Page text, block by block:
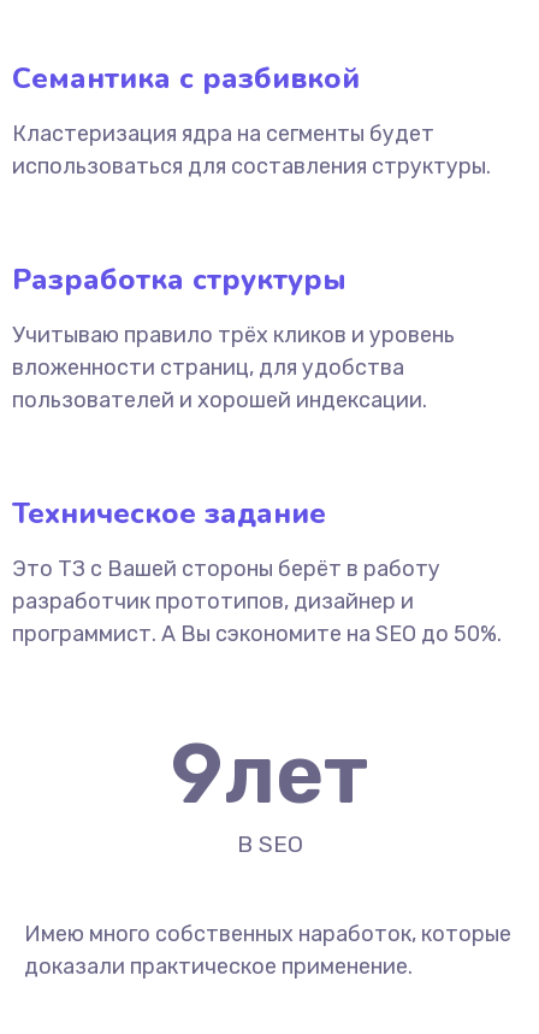
Семантика с разбивкой
Кластеризация ядра на сегменты будет
использоваться для составления структуры.
Разработка структуры
Учитываю правило трёх кликов и уровень
вложенности страниц, для удобства
пользователей и хорошей индексации.
Техническое задание
Это ТЗ с Вашей стороны берёт в работу
разработчик прототипов, дизайнер и
программист. А Вы сэкономите на SEO до 50%.
9лет
В SEO
Имею много собственных наработок, которые
доказали практическое применение.